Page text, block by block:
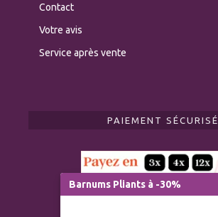
Contact
Votre avis
Service après vente
PAIEMENT SÉCURISÉ
Barnums Pliants à -30%